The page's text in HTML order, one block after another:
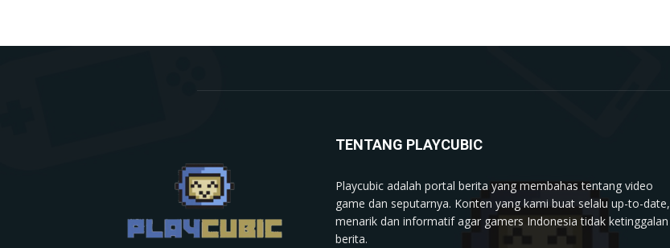
TENTANG PLAYCUBIC
Playcubic adalah portal berita yang membahas tentang video
game dan seputarnya. Konten yang kami buat selalu up-to-date,
menarik dan informatif agar gamers Indonesia tidak ketinggalan
berita.